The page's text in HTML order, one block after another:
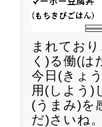
まれてお
く)る働(は
今日(きょ
用(しよう)
(うまみ)を
だ)さいね